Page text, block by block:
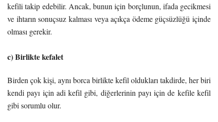
kefili takip edebilir. Ancak, bunun için borçlunun, ifada gecikmesi
ve ihtarın sonuçsuz kalması veya açıkça ödeme güçsüzlüğü içinde
olması gerekir.
c) Birlikte kefalet
Birden çok kişi, aynı borca birlikte kefil oldukları takdirde, her biri
kendi payı için adi kefil gibi, diğerlerinin payı için de kefile kefil
gibi sorumlu olur.